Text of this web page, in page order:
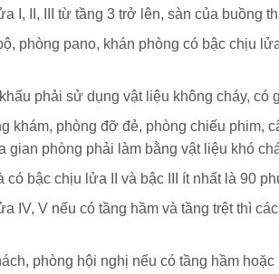
I, II, III từ tầng 3 trở lên, sàn của buồng
phòng pano, khán phòng có bậc chịu
phải sử dụng vật liệu không cháy, có
khám, phòng đỡ đẻ, phòng chiếu
gian phòng phải làm bằng vật liệu khó
bậc chịu lửa II và bậc III ít nhất là 90
IV, V nếu có tầng hầm và tầng trệt thì
phòng hội nghị nếu có tầng hầm